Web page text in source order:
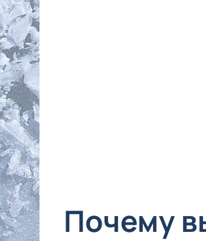
Почему